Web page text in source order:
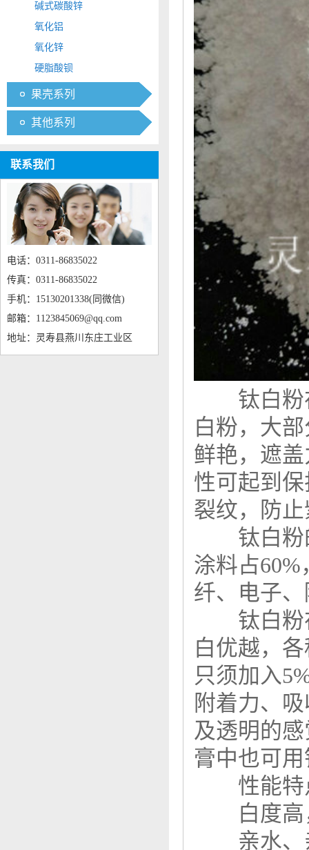
碱式碳酸锌
氧化铝
氧化锌
硬脂酸钡
果壳系列
其他系列
联系我们
电话：0311-86835022
传真：0311-86835022
手机：15130201338(同微信)
邮箱：1123845069@qq.com
地址：灵寿县燕川东庄工业区
钛白粉在
白粉，大
鲜艳，遮
性可起到
裂纹，防
钛白粉的
涂料占
纤、电子
钛白粉在
白优越，
只须加入
附着力、
及透明的
膏中也可
性能特
白度高
亲水、亲